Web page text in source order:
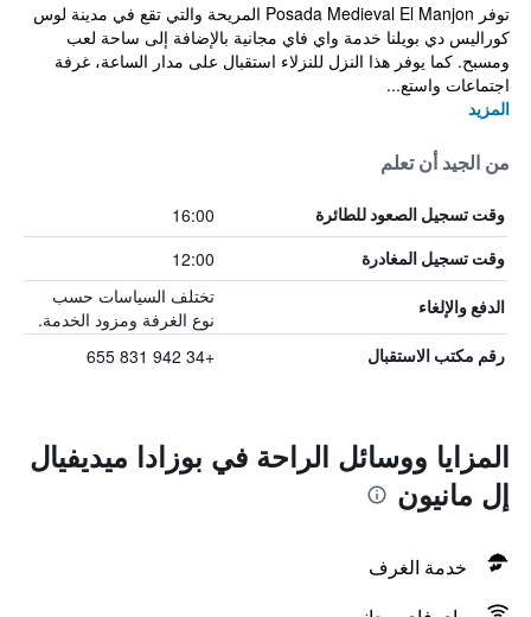
توفر Posada Medieval El Manjon المريحة والتي تقع في مدينة لوس
كوراليس دي بويلنا خدمة واي فاي مجانية بالإضافة إلى ساحة لعب
ومسبح. كما يوفر هذا النزل للنزلاء استقبال على مدار الساعة، غرفة
اجتماعات واستع...
المزيد
من الجيد أن تعلم
وقت تسجيل الصعود للطائرة 16:00
وقت تسجيل المغادرة 12:00
الدفع والإلغاء
تختلف السياسات حسب
نوع الغرفة ومزود الخدمة.
رقم مكتب الاستقبال +34 942 831 655
المزايا ووسائل الراحة في بوزادا ميديفيال
إل مانيون
خدمة الغرف